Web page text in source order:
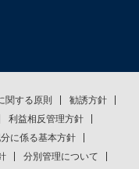
関する原則
勧誘方針
利益相反管理方針
に係る基本方針
分別管理について